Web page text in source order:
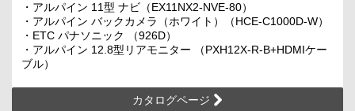
・アルパイン 11型 ナビ（EX11NX2-NVE-80）
・アルパイン バックカメラ（ホワイト）（HCE-C1000D-W）
・ETC パナソニック （926D）
・アルパイン 12.8型リアモニター （PXH12X-R-B+HDMIケー
ブル）
カタログページ